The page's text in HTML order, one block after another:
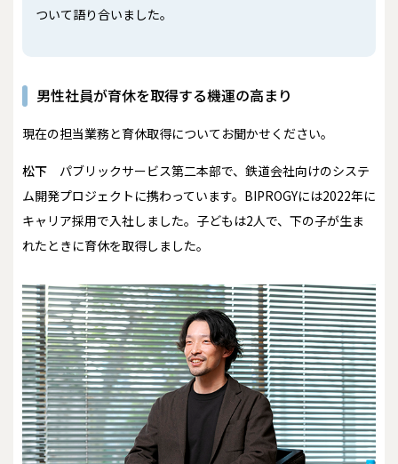
ついて語り合いました。
男性社員が育休を取得する機運の高まり
――現在の担当業務と育休取得についてお聞かせください。
松下
パブリックサービス第二本部で、鉄道会社向けのシステ
ム開発プロジェクトに携わっています。BIPROGYには2022年に
キャリア採用で入社しました。子どもは2人で、下の子が生ま
れたときに育休を取得しました。